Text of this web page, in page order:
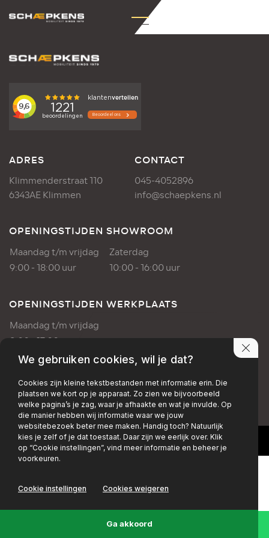
ADRES
Klimmenderstraat 110
6343AE Klimmen
CONTACT
045-4052896
info@schaepkens.nl
OPENINGSTIJDEN SHOWROOM
Maandag t/m vrijdag
Zaterdag
9:00 - 18:00 uur
10:00 - 16:00 uur
OPENINGSTIJDEN WERKPLAATS
Maandag t/m vrijdag
8:00 - 17:00 uur
+EMAIL +FACEBOOK+INSTAGRAM
We gebruiken cookies, wil je dat?
Cookies zijn kleine tekstbestanden met informatie erin. Die
plaatsen we kort op je apparaat. Zo zien we bijvoorbeeld
welke pagina’s je zag, waar je afhaakte en wat je invulde. Op
die manier hebben wij informatie waar we jouw
websitebezoek beter mee maken. Handig toch? Natuurlijk
kies je zelf of je dat toestaat. Daar zijn we eerlijk over. Klik
op “Cookie instellingen”, vind meer informatie en beheer je
voorkeuren.
Cookie instellingen Cookies weigeren
Ga akkoord